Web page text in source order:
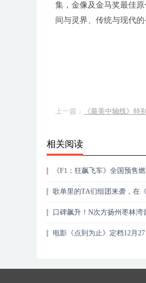
集，金像及金马奖最佳
间与灵界、传统与现代的
上一篇： 《最美中轴线》特
相关阅读
《F1：狂飙飞车》全国预售
歌单里的TA们组团来袭，在
口碑飙升！N次方扬州枣林湾
电影《点到为止》定档12月